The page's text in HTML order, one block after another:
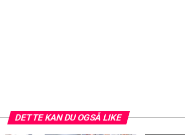
DETTE KAN DU OGSÅ LIKE